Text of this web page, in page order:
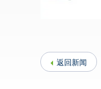
返回新闻